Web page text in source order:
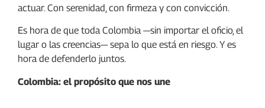
actuar. Con serenidad, con firmeza y con convicción.
Es hora de que toda Colombia —sin importar el oficio, el
lugar o las creencias— sepa lo que está en riesgo. Y es
hora de defenderlo juntos.
Colombia: el propósito que nos une